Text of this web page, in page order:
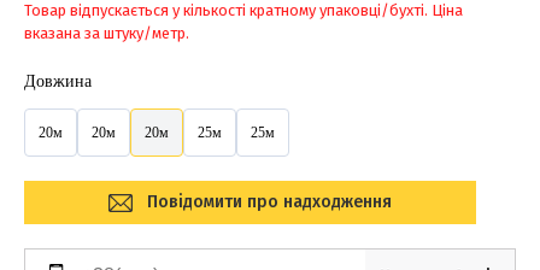
Товар відпускається у кількості кратному упаковці/бухті. Ціна
вказана за штуку/метр.
Довжина
20м 20м 20м 25м 25м
Повідомити про надходження